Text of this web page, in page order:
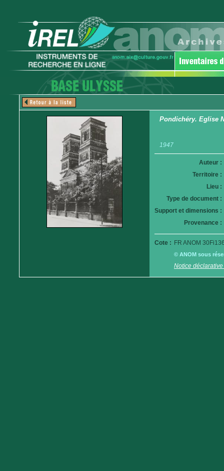
Pondichéry. Eglise
1947
Auteur :
Territoire :
Lieu :
Type de document :
Support et dimensions :
Provenance :
Cote : FR ANOM
© ANOM sous
Notice